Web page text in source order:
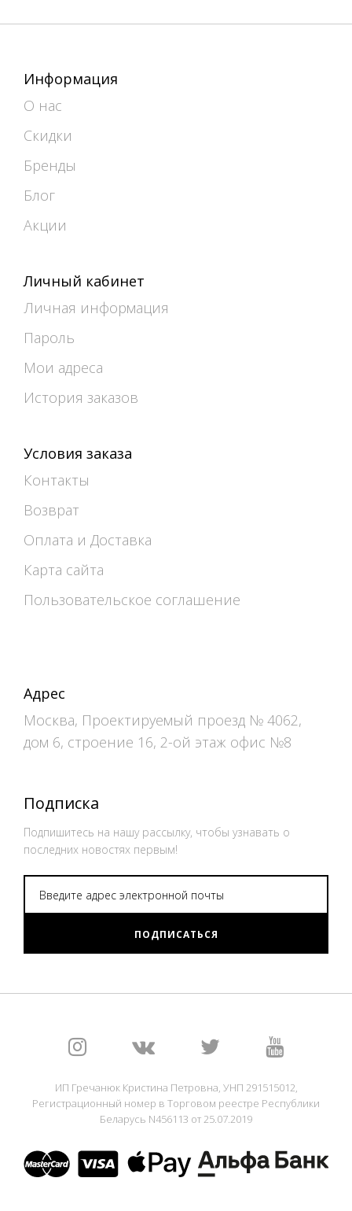
Информация
О нас
Скидки
Бренды
Блог
Акции
Личный кабинет
Личная информация
Пароль
Мои адреса
История заказов
Условия заказа
Контакты
Возврат
Оплата и Доставка
Карта сайта
Пользовательское соглашение
Адрес
Москва, Проектируемый проезд № 4062,
дом 6, строение 16, 2-ой этаж офис №8
Подписка
Подпишитесь на нашу рассылку, чтобы узнавать о
последних новостях первым!
ПОДПИСАТЬСЯ
ИП Гречанюк Кристина Петровна, УНП 291515012,
Регистрационный номер в Торговом реестре Республики
Беларусь N456113 от 25.07.2019